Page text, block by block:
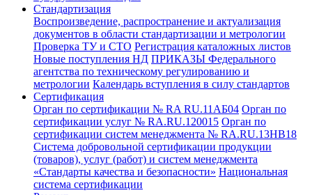
Стандартизация
Воспроизведение, распространение и актуализация
документов в области стандартизации и метрологии
Проверка ТУ и СТО Регистрация каталожных листов
Новые поступления НД ПРИКАЗЫ Федерального
агентства по техническому регулированию и
метрологии Календарь вступления в силу стандартов
Сертификация
Орган по сертификации № RA RU.11АБ04 Орган по
сертификации услуг № RA.RU.120015 Орган по
сертификации систем менеджмента № RA.RU.13HB18
Система добровольной сертификации продукции
(товаров), услуг (работ) и систем менеджмента
«Стандарты качества и безопасности» Национальная
система сертификации